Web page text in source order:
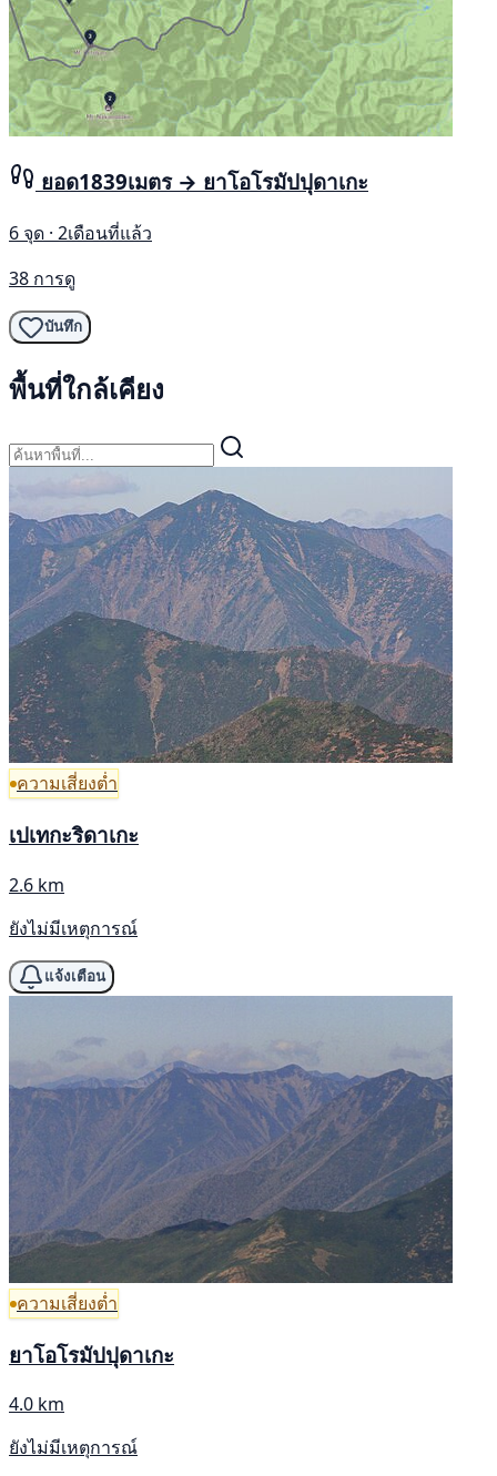
ยอด1839เมตร → ยาโอโรมัปปุดาเกะ
6 จุด · 2เดือนที่แล้ว
38 การดู
บันทึก
พื้นที่ใกล้เคียง
ความเสี่ยงต่ำ
เปเทกะริดาเกะ
2.6 km
ยังไม่มีเหตุการณ์
แจ้งเตือน
ความเสี่ยงต่ำ
ยาโอโรมัปปุดาเกะ
4.0 km
ยังไม่มีเหตุการณ์